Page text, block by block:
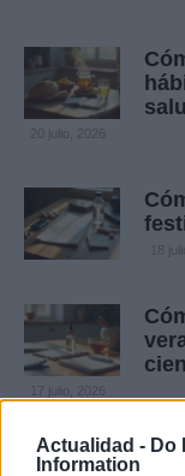
Actualidad - Do
Information
17 julio, 2026